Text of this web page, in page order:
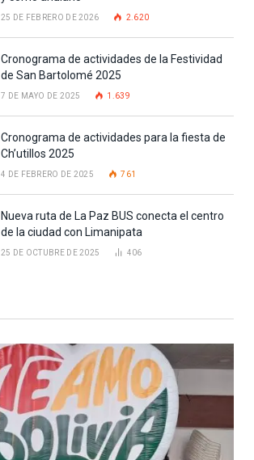
25 DE FEBRERO DE 2026 2.620
Cronograma de actividades de la Festividad
de San Bartolomé 2025
7 DE MAYO DE 2025 1.639
Cronograma de actividades para la fiesta de
Ch’utillos 2025
4 DE FEBRERO DE 2025 761
Nueva ruta de La Paz BUS conecta el centro
de la ciudad con Limanipata
25 DE OCTUBRE DE 2025 406